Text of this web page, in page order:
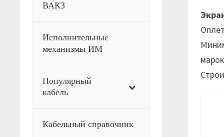
ВАКЗ
Исполнительные
механизмы ИМ
Популярный
кабель
Кабельный справочник